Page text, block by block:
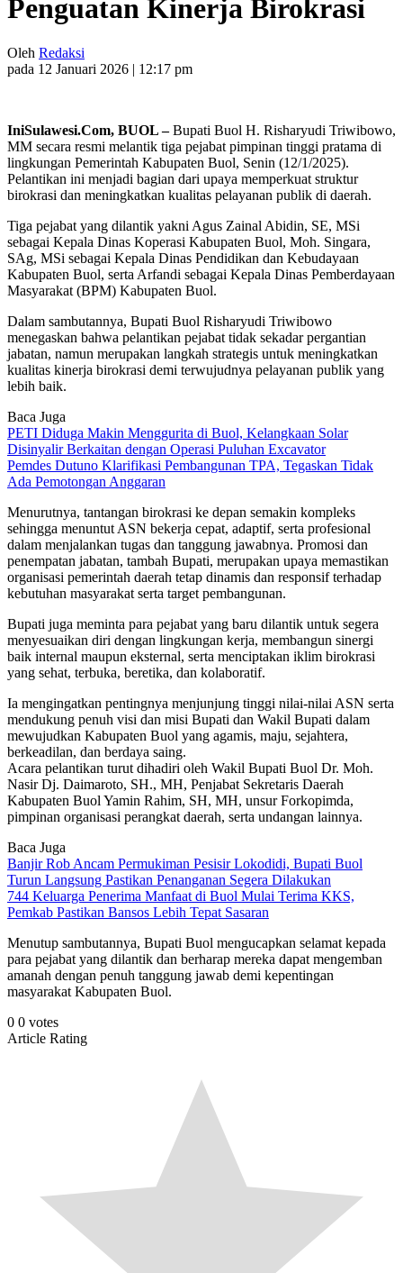
Penguatan Kinerja Birokrasi
Oleh Redaksi
pada 12 Januari 2026 | 12:17 pm
IniSulawesi.Com, BUOL –Bupati Buol H. Risharyudi Triwibowo,
MM secara resmi melantik tiga pejabat pimpinan tinggi pratama di
lingkungan Pemerintah Kabupaten Buol, Senin (12/1/2025).
Pelantikan ini menjadi bagian dari upaya memperkuat struktur
birokrasi dan meningkatkan kualitas pelayanan publik di daerah.
Tiga pejabat yang dilantik yakni Agus Zainal Abidin, SE, MSi
sebagai Kepala Dinas Koperasi Kabupaten Buol, Moh. Singara,
SAg, MSi sebagai Kepala Dinas Pendidikan dan Kebudayaan
Kabupaten Buol, serta Arfandi sebagai Kepala Dinas Pemberdayaan
Masyarakat (BPM) Kabupaten Buol.
Dalam sambutannya, Bupati Buol Risharyudi Triwibowo
menegaskan bahwa pelantikan pejabat tidak sekadar pergantian
jabatan, namun merupakan langkah strategis untuk meningkatkan
kualitas kinerja birokrasi demi terwujudnya pelayanan publik yang
lebih baik.
Baca Juga
PETI Diduga Makin Menggurita di Buol, Kelangkaan Solar
Disinyalir Berkaitan dengan Operasi Puluhan Excavator
Pemdes Dutuno Klarifikasi Pembangunan TPA, Tegaskan Tidak
Ada Pemotongan Anggaran
Menurutnya, tantangan birokrasi ke depan semakin kompleks
sehingga menuntut ASN bekerja cepat, adaptif, serta profesional
dalam menjalankan tugas dan tanggung jawabnya. Promosi dan
penempatan jabatan, tambah Bupati, merupakan upaya memastikan
organisasi pemerintah daerah tetap dinamis dan responsif terhadap
kebutuhan masyarakat serta target pembangunan.
Bupati juga meminta para pejabat yang baru dilantik untuk segera
menyesuaikan diri dengan lingkungan kerja, membangun sinergi
baik internal maupun eksternal, serta menciptakan iklim birokrasi
yang sehat, terbuka, beretika, dan kolaboratif.
Ia mengingatkan pentingnya menjunjung tinggi nilai-nilai ASN serta
mendukung penuh visi dan misi Bupati dan Wakil Bupati dalam
mewujudkan Kabupaten Buol yang agamis, maju, sejahtera,
berkeadilan, dan berdaya saing.
Acara pelantikan turut dihadiri oleh Wakil Bupati Buol Dr. Moh.
Nasir Dj. Daimaroto, SH., MH, Penjabat Sekretaris Daerah
Kabupaten Buol Yamin Rahim, SH, MH, unsur Forkopimda,
pimpinan organisasi perangkat daerah, serta undangan lainnya.
Baca Juga
Banjir Rob Ancam Permukiman Pesisir Lokodidi, Bupati Buol
Turun Langsung Pastikan Penanganan Segera Dilakukan
744 Keluarga Penerima Manfaat di Buol Mulai Terima KKS,
Pemkab Pastikan Bansos Lebih Tepat Sasaran
Menutup sambutannya, Bupati Buol mengucapkan selamat kepada
para pejabat yang dilantik dan berharap mereka dapat mengemban
amanah dengan penuh tanggung jawab demi kepentingan
masyarakat Kabupaten Buol.
0 0 votes
Article Rating